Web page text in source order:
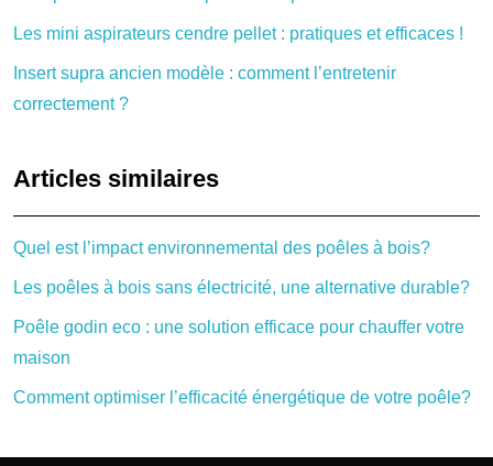
Les mini aspirateurs cendre pellet : pratiques et efficaces !
Insert supra ancien modèle : comment l’entretenir
correctement ?
Articles similaires
Quel est l’impact environnemental des poêles à bois?
Les poêles à bois sans électricité, une alternative durable?
Poêle godin eco : une solution efficace pour chauffer votre
maison
Comment optimiser l’efficacité énergétique de votre poêle?